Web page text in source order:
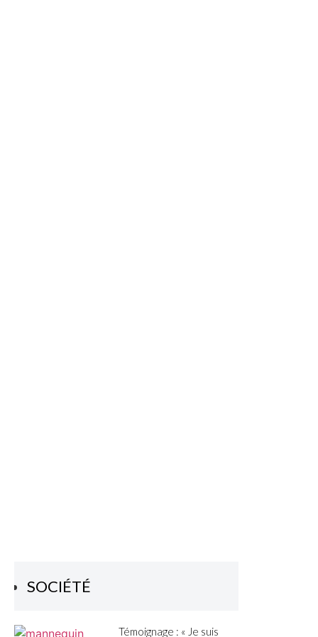
SOCIÉTÉ
Témoignage : « Je suis